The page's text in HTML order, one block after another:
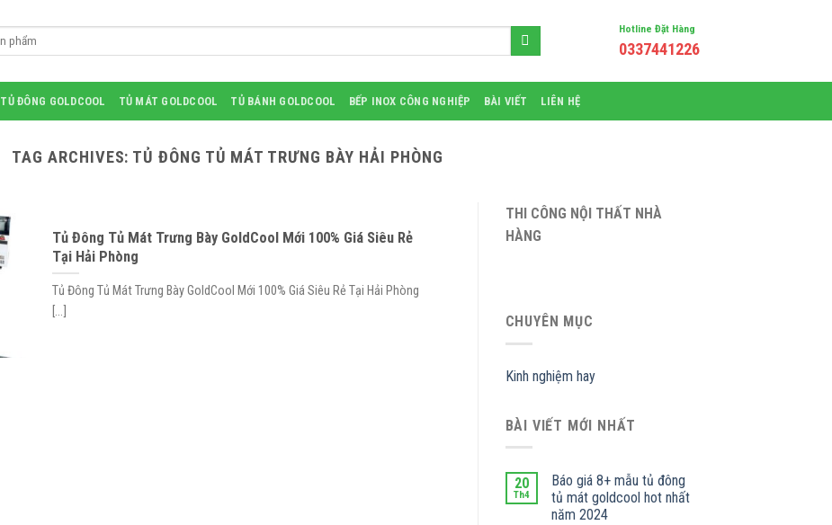
Hotline Đặt Hàng
0337441226
TỦ ĐÔNG GOLDCOOL TỦ MÁT GOLDCOOL TỦ BÁNH GOLDCOOL BẾP INOX CÔNG NGHIỆP BÀI VIẾT LIÊN HỆ
TAG ARCHIVES: TỦ ĐÔNG TỦ MÁT TRƯNG BÀY HẢI PHÒNG
Tủ Đông Tủ Mát Trưng Bày GoldCool Mới 100% Giá Siêu Rẻ
Tại Hải Phòng
Tủ Đông Tủ Mát Trưng Bày GoldCool Mới 100% Giá Siêu Rẻ Tại Hải Phòng
[...]
THI CÔNG NỘI THẤT NHÀ
HÀNG
CHUYÊN MỤC
Kinh nghiệm hay
BÀI VIẾT MỚI NHẤT
20
Th4
Báo giá 8+ mẫu tủ đông
tủ mát goldcool hot nhất
năm 2024